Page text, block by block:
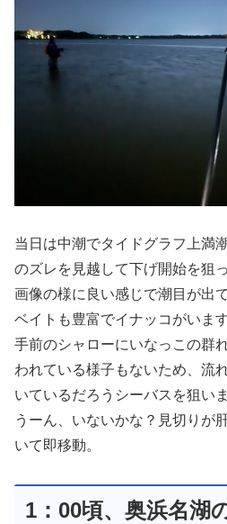
当日は中潮でタイドグラフ上満
のズレを見越して下げ開始を狙
画像の様に良い感じで潮目が出
ベイトも豊富でイナッコがいます
手前のシャローにいなっこの群
われている様子もないため、流
いているだろうシーバスを狙い
うーん、いないかな？見切りが
いて即移動。
1：00頃、奥浜名湖